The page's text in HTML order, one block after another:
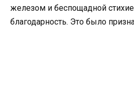
железом и беспощадной
благодарность. Это было